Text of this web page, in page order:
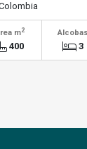
m2
400
Alcobas
3